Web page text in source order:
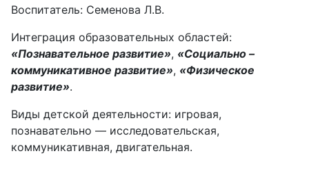
Воспитатель: Семенова Л.В.
Интеграция образовательных областей:
«Познавательное развитие», «Социально –
коммуникативное развитие», «Физическое
развитие».
Виды детской деятельности: игровая,
познавательно — исследовательская,
коммуникативная, двигательная.